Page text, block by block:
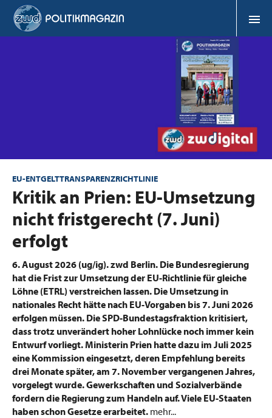
EU-ENTGELTTRANSPARENZRICHTLINIE
:Kritik an Prien: EU-Umsetzung
nicht fristgerecht (7. Juni)
erfolgt
6. August 2026 (ug/ig).zwd Berlin. Die Bundesregierung
hat die Frist zur Umsetzung der EU-Richtlinie für gleiche
Löhne (ETRL) verstreichen lassen. Die Umsetzung in
nationales Recht hätte nach EU-Vorgaben bis 7. Juni 2026
erfolgen müssen. Die SPD-Bundestagsfraktion kritisiert,
dass trotz unverändert hoher Lohnlücke noch immer kein
Entwurfvorliegt. Ministerin Prien hatte dazu im Juli 2025
eine Kommission eingesetzt, deren Empfehlung bereits
drei Monate später, am 7. Novembervergangenen Jahres,
vorgelegt wurde. Gewerkschaften und Sozialverbände
fordern die Regierung zum Handeln auf. Viele EU-Staaten
haben schon Gesetze erarbeitet. mehr...